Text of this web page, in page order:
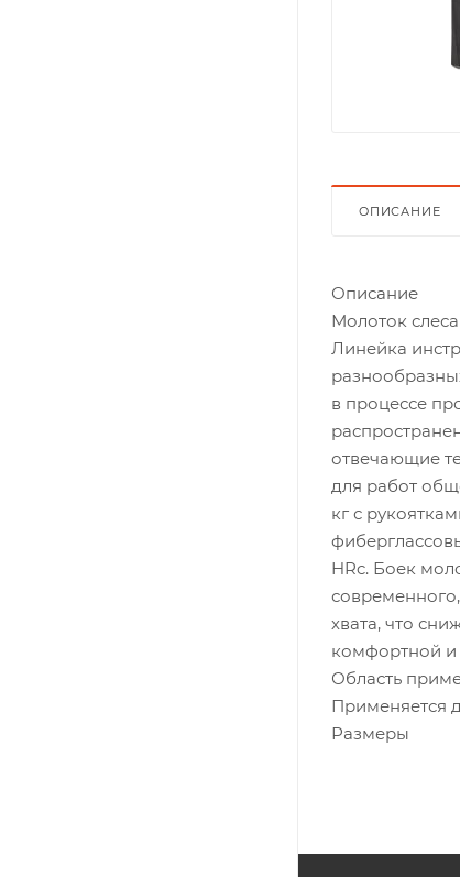
ОПИСАНИЕ
Описание
Молоток
Линейка
в процессе
отвечающие
для работ
кг с
HRc. Боек
хвата, что
комфортной и
Область
Применяется
Размеры